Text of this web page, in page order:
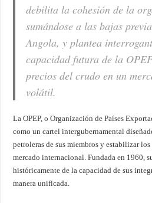
debilita la cohesión de la
sumándose a las bajas
Angola, y plantea
capacidad futura de la
precios del crudo en un
volátil.
La OPEP, o Organización de Países
como un cartel intergubernamental
petroleras de sus miembros y estabilizar
mercado internacional. Fundada en 1960,
históricamente de la capacidad de sus
manera unificada.